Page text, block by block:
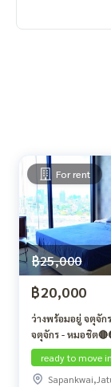
For rent
฿25,000
฿20,000
ว่างพร้อมอยู่ จตุจัก
จตุจักร - หมอชิต
ready to move in